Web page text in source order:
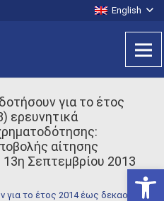
English
για το έτος
ερευνητικά
αίτησης
Σεπτεμβρίου 2013
για το έτος 2014 έως δεκαοκτώ